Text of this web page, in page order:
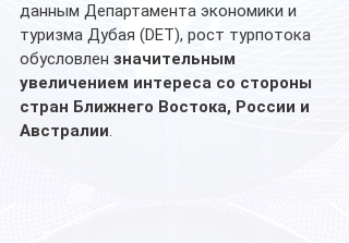
данным Департамента экономики и
туризма Дубая (DET), рост турпотока
обусловлен значительным
увеличением интереса со стороны
стран Ближнего Востока, России и
Австралии.